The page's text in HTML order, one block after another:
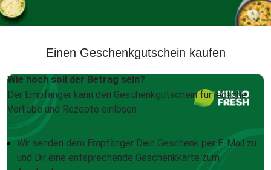
Einen Geschenkgutschein kaufen
Wie hoch soll der Betrag sein?
Der Empfänger kann den Geschenkgutschein für jegliche
Vorliebe und Rezepte einlösen
Wir senden dem Empfänger Dein Geschenk per E-Mail zu
und Dir eine entsprechende Geschenkkarte zum